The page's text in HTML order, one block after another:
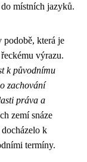
do místních jazyků.
podobě, která je
výrazu.
k původnímu
zachování
práva a
zemí snáze
k
termíny.